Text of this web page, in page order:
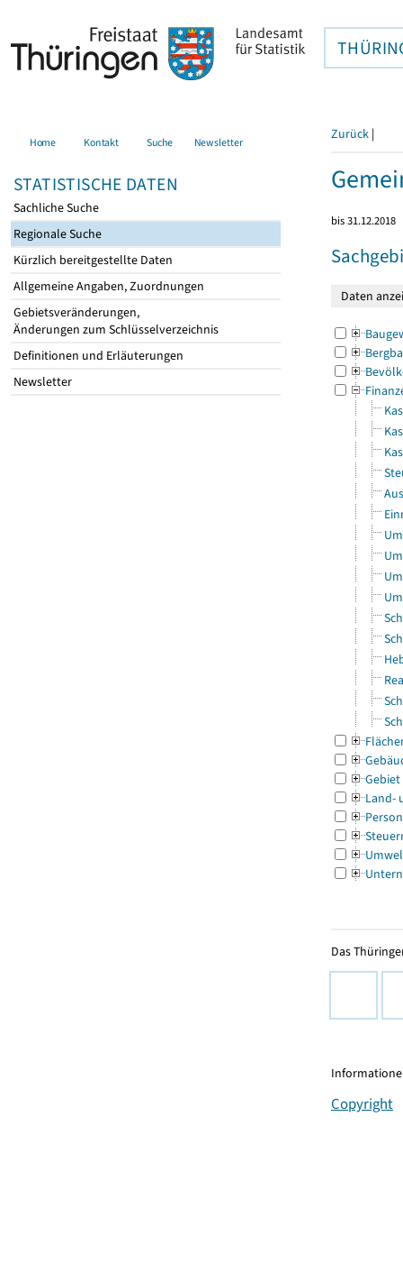
Home Kontakt Suche Newsletter
STATISTISCHE DATEN
Sachliche Suche
Regionale Suche
Kürzlich bereitgestellte Daten
Allgemeine Angaben, Zuordnungen
Gebietsveränderungen,
Änderungen zum Schlüsselverzeichnis
Definitionen und Erläuterungen
Newsletter
Zurück |
bis 31.12.2018
Gebiet
Land-
Das
Copyright